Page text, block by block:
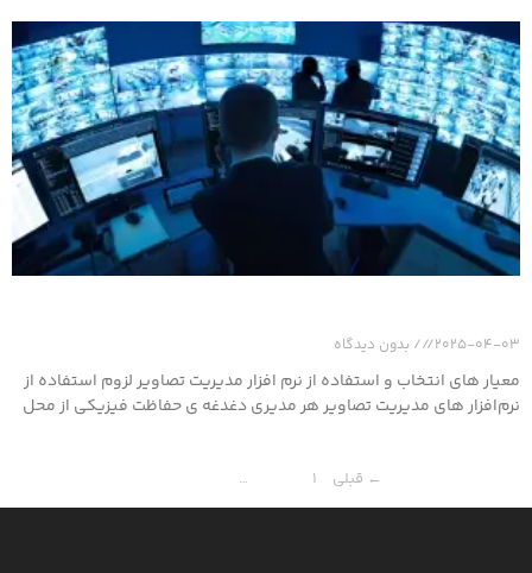
2025-04-03 بدون دیدگاه
معیار های انتخاب و استفاده از نرم افزار مدیریت تصاویر لزوم استفاده از
نرم‌افزار های مدیریت تصاویر هر مدیری دغدغه ی حفاظت فیزیکی از محل
← قبلی 1
…